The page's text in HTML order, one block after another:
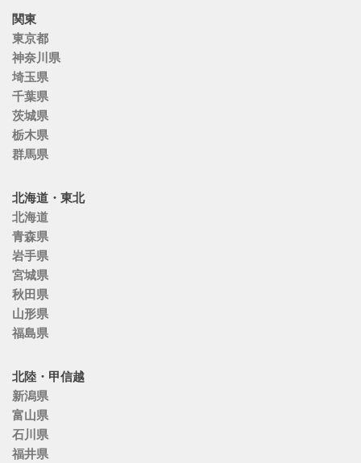
関東
東京都
神奈川県
埼玉県
千葉県
茨城県
栃木県
群馬県
北海道・東北
北海道
青森県
岩手県
宮城県
秋田県
山形県
福島県
北陸・甲信越
新潟県
富山県
石川県
福井県